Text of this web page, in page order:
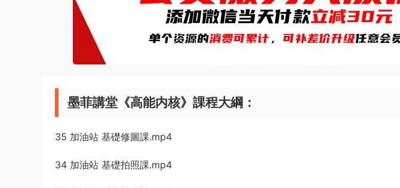
墨菲講堂《高能内核》課程大綱：
35 加油站 基礎修圖課.mp4
34 加油站 基礎拍照課.mp4